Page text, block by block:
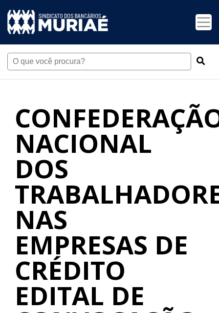
NACIONAL
DOS
NAS
EMPRESAS DE
CRÉDITO
EDITAL DE